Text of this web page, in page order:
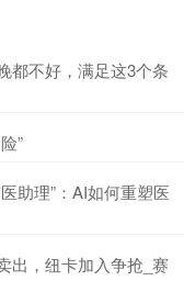
都不好，满足这3个条
”
助理”：AI如何重塑医
出，纽卡加入争抢_赛